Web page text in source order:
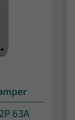
63A